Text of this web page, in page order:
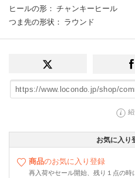
ヒールの形 ： チャンキーヒール
つま先の形状 ： ラウンド
お気に入り
商品のお気に入り登録
再入荷やセール開始、残り１点の時